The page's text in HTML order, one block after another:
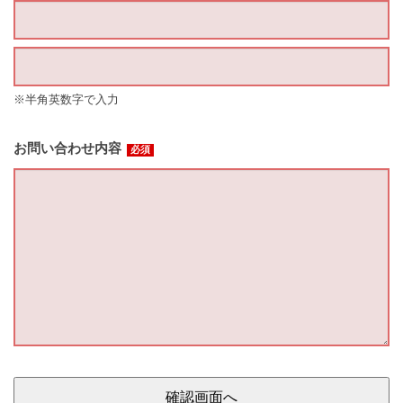
※半角英数字で入力
お問い合わせ内容 必須
確認画面へ